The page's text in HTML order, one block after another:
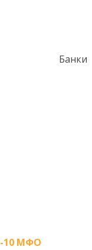
10 МФО
Банки